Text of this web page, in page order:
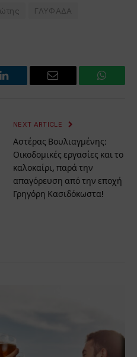
ΓΛΥΦΑΔΑ
LinkedIn Email
NEXT ARTICLE
Αστέρας Βουλιαγμένης:
Οικοδομικές εργασίες και το
καλοκαίρι, παρά την
απαγόρευση από την εποχή
Γρηγόρη Κασιδόκωστα!